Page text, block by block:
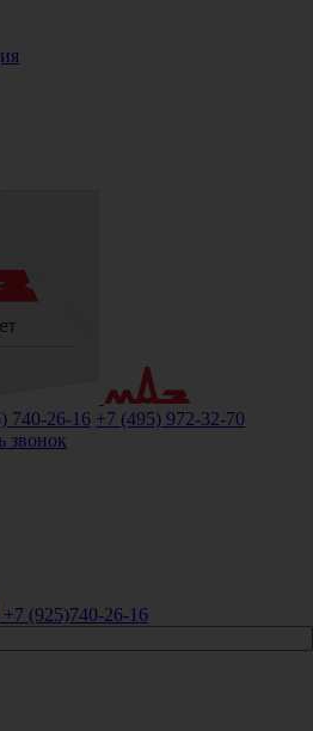
740-26-16 +7 (495) 972-32-70
звонок
+7 (925)740-26-16